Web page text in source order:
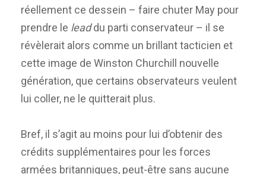
réellement ce dessein – faire chuter May pour
prendre le leaddu parti conservateur – il se
révèlerait alors comme un brillant tacticien et
cette image de Winston Churchill nouvelle
génération, que certains observateurs veulent
lui coller, ne le quitterait plus.
Bref, il s’agit au moins pour lui d’obtenir des
crédits supplémentaires pour les forces
armées britanniques, peut-être sans aucune